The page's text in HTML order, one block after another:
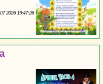
2026 19:47:26